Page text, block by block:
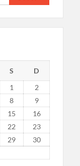
S
D
1
2
8
9
15
16
22
23
29
30